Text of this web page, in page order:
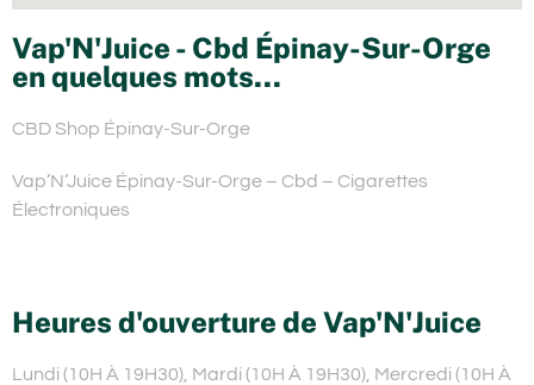
Vap'N'Juice - Cbd Épinay-Sur-Orge
en quelques mots...
CBD Shop Épinay-Sur-Orge
Vap’N’Juice Épinay-Sur-Orge – Cbd – Cigarettes
Électroniques
Heures d'ouverture de Vap'N'Juice
Lundi (10H À 19H30), Mardi (10H À 19H30), Mercredi (10H À